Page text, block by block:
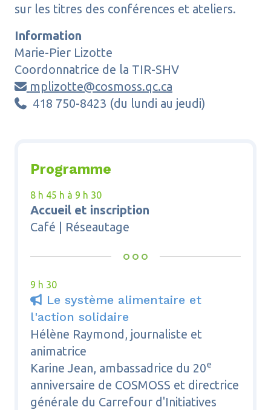
sur les titres des conférences et ateliers.
Information
Marie-Pier Lizotte
Coordonnatrice de la TIR-SHV
 mplizotte@cosmoss.qc.ca
418 750-8423 (du lundi au jeudi)
Programme
8 h 45 h à 9 h 30
Accueil et inscription
Café | Réseautage
9 h 30
 Le système alimentaire et
l'action solidaire
Hélène Raymond, journaliste et
animatrice
Karine Jean, ambassadrice du 20e
anniversaire de COSMOSS et directrice
générale du Carrefour d'Initiatives